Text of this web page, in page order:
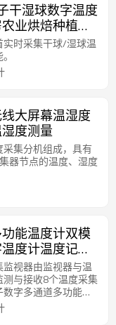
干湿球数字温度
业烘焙种植环
时采集干球/湿球温
大屏幕温湿度
度测量
集分机组成，具有
器节点的温度、湿度
能温度计双模
度计温度记录
机房仓库博物
视器由监视器与温
与接收8个温度采集
字多通道多功能温
温度计温度记录手
博物馆环境温度测